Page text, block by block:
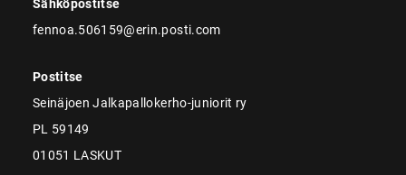
Sähköpostitse
fennoa.506159@erin.posti.com
Postitse
Seinäjoen Jalkapallokerho-juniorit ry
PL 59149
01051 LASKUT